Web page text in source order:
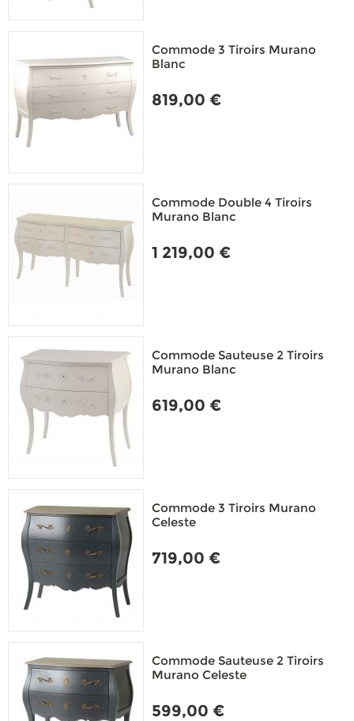
Commode 3 Tiroirs Murano
Blanc
819,00 €
Commode Double 4 Tiroirs
Murano Blanc
1 219,00 €
Commode Sauteuse 2 Tiroirs
Murano Blanc
619,00 €
Commode 3 Tiroirs Murano
Celeste
719,00 €
Commode Sauteuse 2 Tiroirs
Murano Celeste
599,00 €